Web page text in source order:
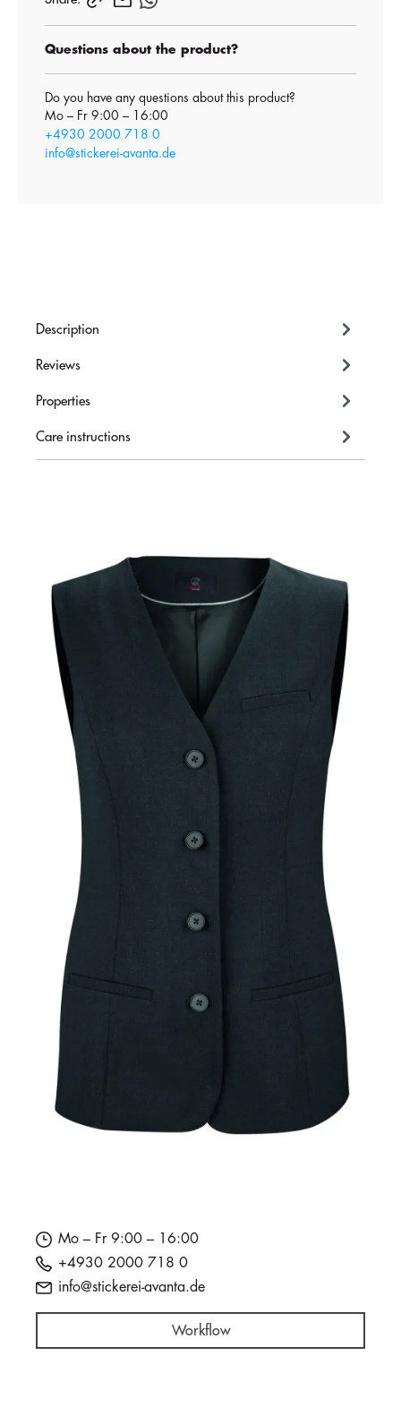
Questions about the product?
Do you have any questions about this product?
Mo – Fr 9:00 – 16:00
+4930 2000 718 0
info@stickerei-avanta.de
Description
Reviews
Properties
Care instructions
Mo – Fr 9:00 – 16:00
+4930 2000 718 0
info@stickerei-avanta.de
Workflow